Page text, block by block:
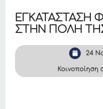
ΕΓΚΑΤΑΣΤΑΣΗ
ΣΤΗΝ ΠΟΛΗ
24
Κοινοποίηση